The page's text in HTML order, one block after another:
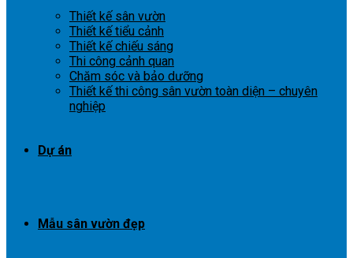
Thiết kế sân vườn
Thiết kế tiểu cảnh
Thiết kế chiếu sáng
Thi công cảnh quan
Chăm sóc và bảo dưỡng
Thiết kế thi công sân vườn toàn diện – chuyên
nghiệp
Dự án
Mẫu sân vườn đẹp